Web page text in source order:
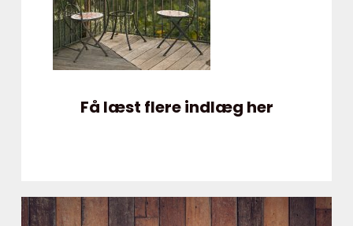
Få læst flere indlæg her